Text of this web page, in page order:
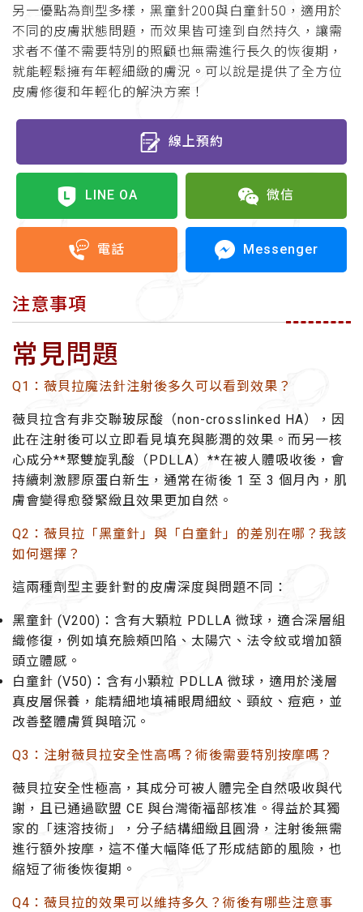
另一優點為劑型多樣，黑童針200與白童針50，適用於
不同的皮膚狀態問題，而效果皆可達到自然持久，讓需
求者不僅不需要特別的照顧也無需進行長久的恢復期，
就能輕鬆擁有年輕細緻的膚況。可以說是提供了全方位
皮膚修復和年輕化的解決方案！
線上預約
LINE OA 微信
電話 Messenger
注意事項
常見問題
Q1：薇貝拉魔法針注射後多久可以看到效果？
薇貝拉含有非交聯玻尿酸（non-crosslinked HA）
，因
此在注射後可以立即看見填充與膨潤的效果 。而另一核
心成分**聚雙旋乳酸（PDLLA）**在被人體吸收後，會
持續刺激膠原蛋白新生，通常在術後 1 至 3 個月內 ，肌
膚會變得愈發緊緻且效果更加自然。
Q2：薇貝拉「黑童針」與「白童針」的差別在哪？我該
如何選擇？
這兩種劑型主要針對的皮膚深度與問題不同：
黑童針 (V200) ：含有大顆粒 PDLLA 微球，適合深層組
織修復 ，例如填充臉頰凹陷、太陽穴、法令紋或增加額
頭立體感。
白童針 (V50) ：含有小顆粒 PDLLA 微球，適用於淺層
真皮層保養 ，能精細地填補眼周細紋、頸紋、痘疤，並
改善整體膚質與暗沉。
Q3：注射薇貝拉安全性高嗎？術後需要特別按摩嗎？
薇貝拉安全性極高，其成分可被 人體完全自然吸收與代
謝 ，且已通過歐盟 CE 與台灣衛福部核准。得益於其獨
家的「速溶技術」，分子結構細緻且圓滑，注射後無需
進行額外按摩 ，這不僅大幅降低了形成結節的風險，也
縮短了術後恢復期。
Q4：薇貝拉的效果可以維持多久？術後有哪些注意事